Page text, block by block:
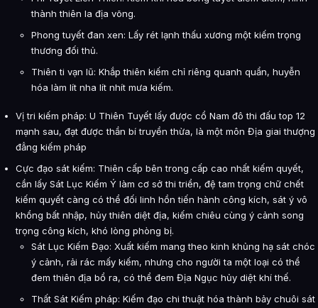
thành thiên la địa võng.
Phong tuyết đan xen: Lấy rét lạnh thấu xương một kiếm trọng
thương đối thủ.
Thiên ti vạn lũ: Khắp thiên kiếm chỉ riêng quanh quẩn, huyễn
hóa làm lít nha lít nhít mưa kiếm.
Vị tri kiếm pháp: U Thiên Tuyết lấy được cổ Nam đô thi đấu top 12
mạnh sau, đạt được thần bí truyền thừa, là một môn Địa giai thượng
đẳng kiếm pháp
Cực đạo sát kiếm: Thiên cấp bên trong cấp cao nhất kiếm quyết,
cần lấy Sát Lục Kiếm Ý làm cơ sở thi triển, đệ tam trọng chữ chết
kiếm quyết càng có thể đối linh hồn tiến hành công kích, sát ý vô
khổng bất nhập, hủy thiên diệt địa, kiếm chiêu cùng ý cảnh song
trọng công kích, khó lòng phòng bị.
Sát Lục Kiếm Đạo: Xuất kiếm mang theo kinh khủng hạ sát chóc
ý cảnh, rải rác mấy kiếm, nhưng cho người ta một loại có thể
đem thiên địa bổ ra, có thể đem Địa Ngục hủy diệt khí thế.
Thất Sát Kiếm pháp: Kiếm đạo chi thuật hóa thành bảy chuôi sát